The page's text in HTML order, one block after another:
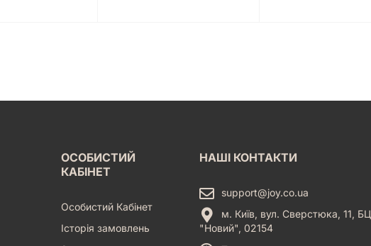
ОСОБИСТИЙ
КАБІНЕТ
Особистий Кабінет
Історія замовлень
НАШІ КОНТАКТИ
support@joy.co.ua
м. Київ, вул. Сверстюка, 11, БЦ
"Новий", 02154